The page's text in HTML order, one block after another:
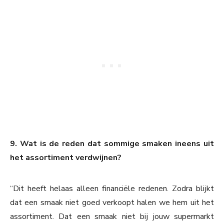
9. Wat is de reden dat sommige smaken ineens uit
het assortiment verdwijnen?
“Dit heeft helaas alleen financiële redenen. Zodra blijkt
dat een smaak niet goed verkoopt halen we hem uit het
assortiment. Dat een smaak niet bij jouw supermarkt